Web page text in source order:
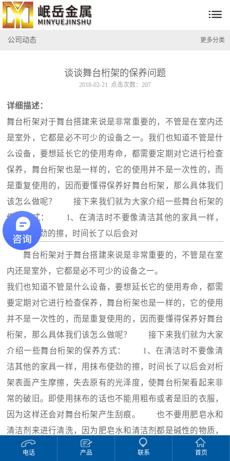

更多分类
公司动态
谈谈舞台桁架的保养问题
2018-02-21 点击次数：207
详细描述：
舞台桁架对于舞台搭建来说是非常重要的，不管是在室内还
是室外，它都是必不可少的设备之一。我们也知道不管是什
么设备，要想延长它的使用寿命，都需要定期对它进行检查
保养，舞台桁架也是一样的，它的使用并不是一次性的，而
是重复使用的，因而要懂得保养好舞台桁架，那么具体我们
该怎么做呢？ 接下来我们就为大家介绍一些舞台桁架的
保养方式： 1、在清洁时不要像清洁其他的家具一样，
用抹布使劲的擦，时间长了以后会对
舞台桁架对于舞台搭建来说是非常重要的，不管是在室
内还是室外，它都是必不可少的设备之一。
我们也知道不管是什么设备，要想延长它的使用寿命，都需
要定期对它进行检查保养，舞台桁架也是一样的，它的使用
并不是一次性的，而是重复使用的，因而要懂得保养好舞台
桁架，那么具体我们该怎么做呢？ 接下来我们就为大家
介绍一些舞台桁架的保养方式： 1、在清洁时不要像清
洁其他的家具一样，用抹布使劲的擦，时间长了以后会对桁
架表面产生摩擦，失去原有的光泽度，使舞台桁架看起来非
常的破旧。即使用抹布的话也不能用粗布或者是旧的衣服，
因为这样还会对舞台桁架产生刮痕。 也不要用肥皂水和
清洁剂来进行清洗，因为肥皂水和清洁剂都是碱性的物质，
会对桁架造成腐蚀，减少舞台桁架的使用寿命。 2、舞
电话 产品 联系 首页